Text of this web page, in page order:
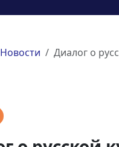
Новости Диалог о